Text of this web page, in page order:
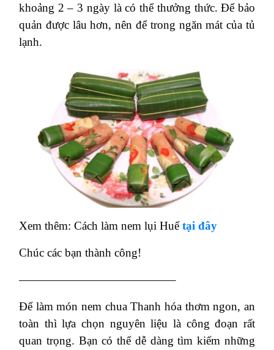
khoảng 2 – 3 ngày là có thể thưởng thức. Để bảo
quản được lâu hơn, nên để trong ngăn mát của tủ
lạnh.
Xem thêm: Cách làm nem lụi Huếtại đây
Chúc các bạn thành công!
—————————————–
Để làm món nem chua Thanh hóa thơm ngon, an
toàn thì lựa chọn nguyên liệu là công đoạn rất
quan trọng. Bạn có thể dễ dàng tìm kiếm những